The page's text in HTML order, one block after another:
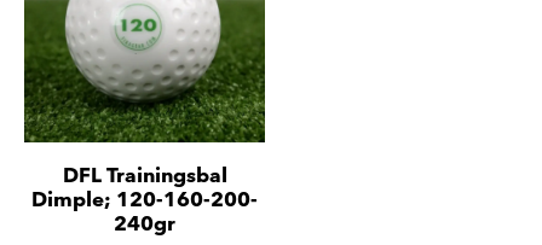
DFL Trainingsbal
Dimple; 120-160-200-
240gr